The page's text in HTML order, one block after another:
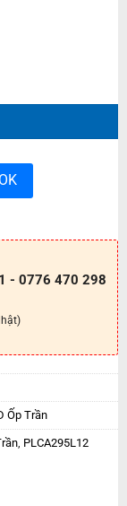
- 0776 470 298
Ốp Trần
, PLCA295L12